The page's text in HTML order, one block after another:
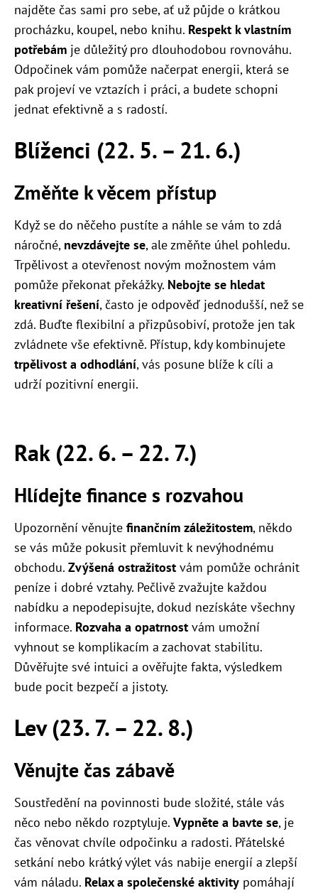
najděte čas sami pro sebe, ať už půjde o krátkou
procházku, koupel, nebo knihu. Respekt k vlastním
potřebám je důležitý pro dlouhodobou rovnováhu.
Odpočinek vám pomůže načerpat energii, která se
pak projeví ve vztazích i práci, a budete schopni
jednat efektivně a s radostí.
Blíženci (22. 5. – 21. 6.)
Změňte k věcem přístup
Když se do něčeho pustíte a náhle se vám to zdá
náročné, nevzdávejte se, ale změňte úhel pohledu.
Trpělivost a otevřenost novým možnostem vám
pomůže překonat překážky. Nebojte se hledat
kreativní řešení, často je odpověď jednodušší, než se
zdá. Buďte flexibilní a přizpůsobiví, protože jen tak
zvládnete vše efektivně. Přístup, kdy kombinujete
trpělivost a odhodlání, vás posune blíže k cíli a
udrží pozitivní energii.
Rak (22. 6. – 22. 7.)
Hlídejte finance s rozvahou
Upozornění věnujte finančním záležitostem, někdo
se vás může pokusit přemluvit k nevýhodnému
obchodu. Zvýšená ostražitost vám pomůže ochránit
peníze i dobré vztahy. Pečlivě zvažujte každou
nabídku a nepodepisujte, dokud nezískáte všechny
informace. Rozvaha a opatrnost vám umožní
vyhnout se komplikacím a zachovat stabilitu.
Důvěřujte své intuici a ověřujte fakta, výsledkem
bude pocit bezpečí a jistoty.
Lev (23. 7. – 22. 8.)
Věnujte čas zábavě
Soustředění na povinnosti bude složité, stále vás
něco nebo někdo rozptyluje. Vypněte a bavte se, je
čas věnovat chvíle odpočinku a radosti. Přátelské
setkání nebo krátký výlet vás nabije energií a zlepší
vám náladu. Relax a společenské aktivity pomáhají